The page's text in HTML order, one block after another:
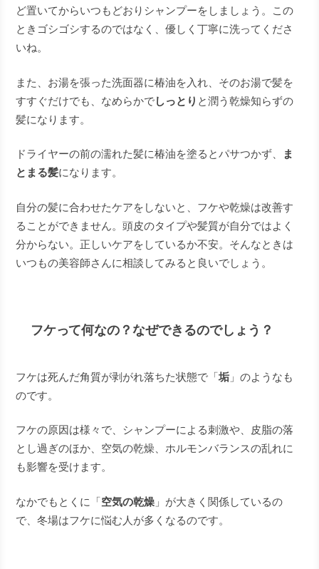
ど置いてからいつもどおりシャンプーをしましょう。この
ときゴシゴシするのではなく、優しく丁寧に洗ってくださ
いね。
また、お湯を張った洗面器に椿油を入れ、そのお湯で髪を
すすぐだけでも、なめらかでしっとり と潤う乾燥知らずの
髪になります。
ドライヤーの前の濡れた髪に椿油を塗るとパサつかず、
ま
とまる髪になります。
自分の髪に合わせたケアをしないと、フケや乾燥は改善す
ることができません。頭皮のタイプや髪質が自分ではよく
分からない。正しいケアをしているか不安。そんなときは
いつもの美容師さんに相談してみると良いでしょう。
フケって何なの？なぜできるのでしょう？
フケは死んだ角質が剥がれ落ちた状態で「垢 」のようなも
のです。
フケの原因は様々で、シャンプーによる刺激や、皮脂の落
とし過ぎのほか、空気の乾燥、ホルモンバランスの乱れに
も影響を受けます。
なかでもとくに「空気の乾燥 」が大きく関係しているの
で、冬場はフケに悩む人が多くなるのです。